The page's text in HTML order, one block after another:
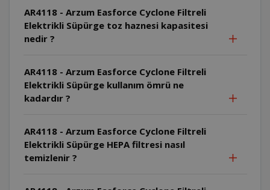
AR4118 - Arzum Easforce Cyclone Filtreli
Elektrikli Süpürge toz haznesi kapasitesi
nedir ?
AR4118 - Arzum Easforce Cyclone Filtreli
Elektrikli Süpürge kullanım ömrü ne
kadardır ?
AR4118 - Arzum Easforce Cyclone Filtreli
Elektrikli Süpürge HEPA filtresi nasıl
temizlenir ?